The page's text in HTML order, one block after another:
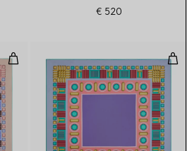
€ 520
Foulard carré en soie lavande